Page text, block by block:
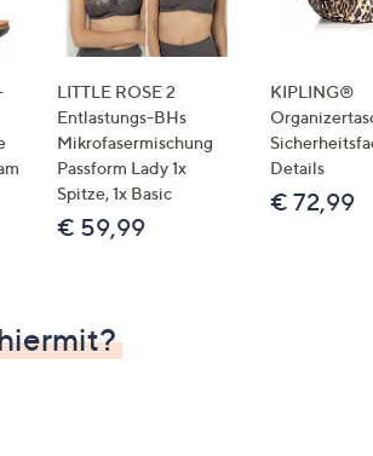
LITTLE ROSE 2
Entlastungs-BHs
Mikrofasermischung
Passform Lady 1x
Spitze, 1x Basic
€ 59,99
KIPLING®
Details
€ 72,99